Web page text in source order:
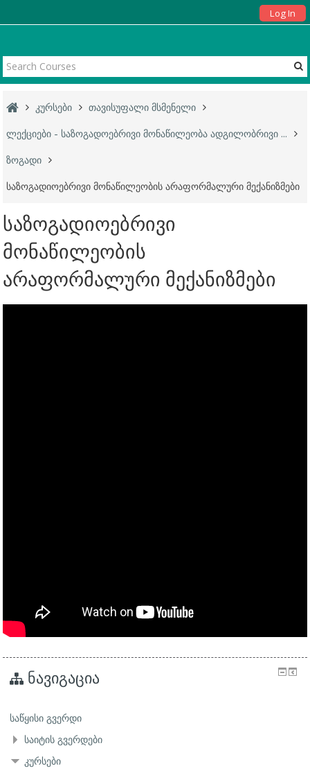
Log In
კურსები
თავისუფალი მსმენელი
ლექციები - საზოგადოებრივი მონაწილეობა ადგილობრივი ...
ზოგადი
საზოგადიოებრივი მონაწილეობის არაფორმალური მექანიზმები
საზოგადიოებრივი
მონაწილეობის
არაფორმალური მექანიზმები
ნავიგაცია
საწყისი გვერდი
საიტის გვერდები
კურსები